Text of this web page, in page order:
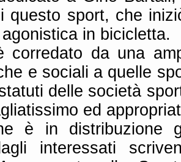
questo sport, che
in bicicletta.
corredato da una
e sociali a quelle
delle società
ed
è in distribuzione
interessati